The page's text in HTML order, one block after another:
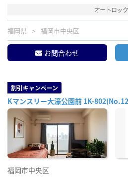
オートロック
福岡県 福岡市中央区
お問合わせ
割引キャンペーン
Kマンスリー大濠公園前 1K-
福岡市中央区